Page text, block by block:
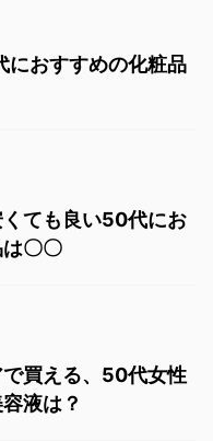
におすすめの化粧品
ても良い50代にお
〇〇
で買える、50代女性
液は？